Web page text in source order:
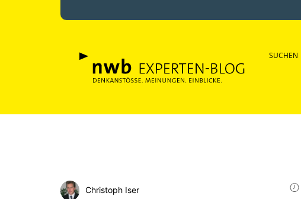
SUCHEN
Christoph Iser